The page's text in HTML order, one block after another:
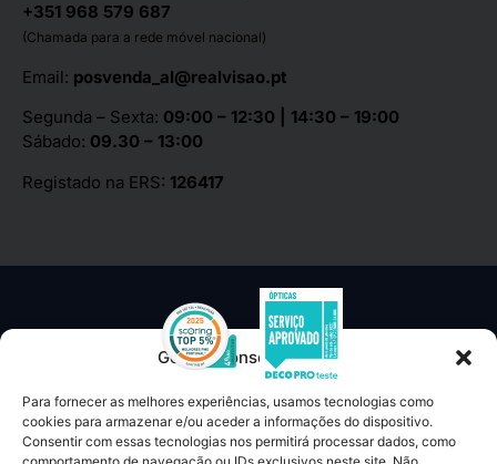
Gerir o Consentimento
Para fornecer as melhores experiências, usamos tecnologias como
cookies para armazenar e/ou aceder a informações do dispositivo.
Consentir com essas tecnologias nos permitirá processar dados, como
+351 968 579 687
(Chamada para a rede móvel nacional)
Email: posvenda_al@realvisao.pt
Segunda – Sexta: 09:00 – 12:30 | 14:30 – 19:00
Sábado: 09.30 – 13:00
Registado na ERS: 126417
TERMOS E CONDIÇÕES
LIVRO DE RECLAMAÇÕES